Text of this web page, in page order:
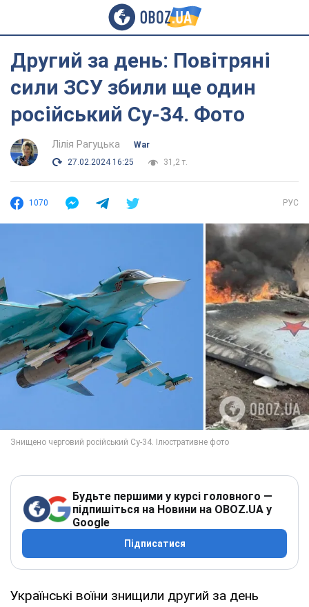
Другий за день: Повітряні
сили ЗСУ збили ще один
російський Су-34. Фото
Лілія Рагуцька
War
27.02.2024 16:25
31,2 т.
1070 РУС
Будьте першими у курсі головного —
підпишіться на Новини на OBOZ.UA у
Google
Підписатися
Українські воїни знищили другий за день